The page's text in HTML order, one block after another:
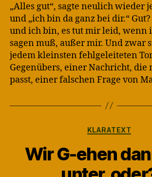
„Alles gut“, sagte neulich wieder
und „ich bin da ganz bei dir.“
und ich bin, es tut mir leid, wenn
sagen muß, außer mir. Und zwar
jedem kleinsten fehlgeleiteten
Gegenübers, einer Nachricht, die
passt, einer falschen Frage von
Kategorien
KLARATEXT
Wir G-ehen